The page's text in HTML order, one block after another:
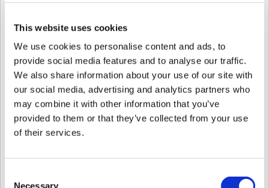
This website uses cookies
We use cookies to personalise content and ads, to
provide social media features and to analyse our traffic.
We also share information about your use of our site with
our social media, advertising and analytics partners who
may combine it with other information that you’ve
provided to them or that they’ve collected from your use
of their services.
Necessary
3-3 [デバイス]をクリックし、接続されたデバイスを選択して追加の構成
3-4 [CSN Card Format ]をクリックし、[ Wiegand]としてFormat Typeを選
択します。
3-5 CSN Card Formatの[Wiegand Format]からWiegand形式のいずれかを選
択します。